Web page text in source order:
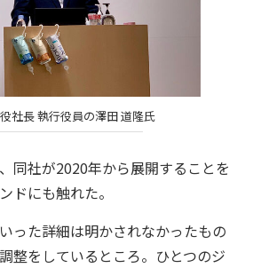
社長 執行役員の澤田 道隆氏
同社が2020年から展開することを
ドにも触れた。
った詳細は明かされなかったもの
整をしているところ。ひとつのジ